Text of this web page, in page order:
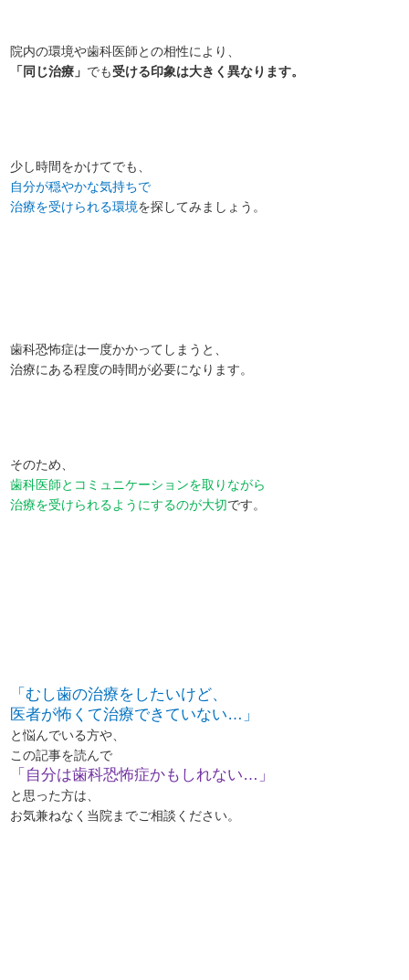
院内の環境や歯科医師との相性により、
「同じ治療」 でも受ける印象は大きく異なります。
少し時間をかけてでも、
自分が穏やかな気持ちで
治療を受けられる環境を探してみましょう。
歯科恐怖症は一度かかってしまうと、
治療にある程度の時間が必要になります。
そのため、
歯科医師とコミュニケーションを取りながら
治療を受けられるようにするのが大切です。
「むし歯の治療をしたいけど、
医者が怖くて治療できていない…」
と悩んでいる方や、
この記事を読んで
「自分は歯科恐怖症かもしれない…」
と思った方は、
お気兼ねなく当院までご相談ください。